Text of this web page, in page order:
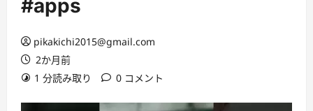
#apps
pikakichi2015@gmail.com
2か月前
1 分読み取り
0 コメント